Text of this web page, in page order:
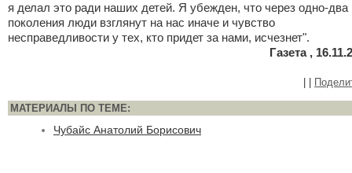
я делал это ради наших детей. Я убежден, что через одно-два
поколения люди взглянут на нас иначе и чувство
несправедливости у тех, кто придет за нами, исчезнет".
Газета ,
МАТЕРИАЛЫ ПО ТЕМЕ:
Чубайс Анатолий Борисович